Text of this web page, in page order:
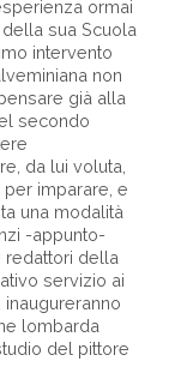
ormai
sua Scuola
intervento
non
già alla
secondo
da lui voluta,
imparare, e
una modalità
-appunto-
redattori della
servizio ai
lombarda
del pittore